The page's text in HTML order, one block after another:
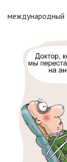
международный